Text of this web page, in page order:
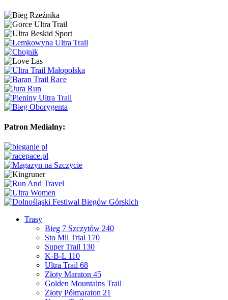
Patron Medialny:
Trasy
Bieg 7 Szczytów 240
Sto Mil Trial 170
Super Trail 130
K-B-L 110
Ultra Trail 68
Złoty Maraton 45
Golden Mountains Trail
Złoty Półmaraton 21